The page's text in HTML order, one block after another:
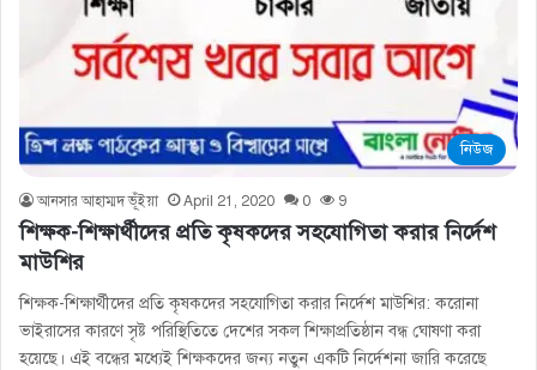
নিউজ
আনসার আহাম্মদ ভূঁইয়া April 21, 2020 0 9
শিক্ষক-শিক্ষার্থীদের প্রতি কৃষকদের সহযোগিতা করার নির্দেশ
মাউশির
শিক্ষক-শিক্ষার্থীদের প্রতি কৃষকদের সহযোগিতা করার নির্দেশ মাউশির: করোনা
ভাইরাসের কারণে সৃষ্ট পরিস্থিতিতে দেশের সকল শিক্ষাপ্রতিষ্ঠান বন্ধ ঘোষণা করা
হয়েছে। এই বন্ধের মধ্যেই শিক্ষকদের জন্য নতুন একটি নির্দেশনা জারি করেছে